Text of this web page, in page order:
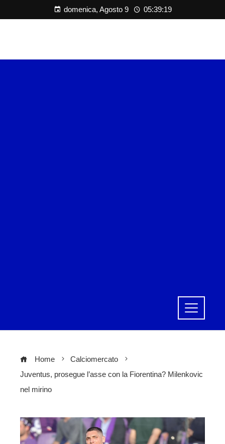
domenica, Agosto 9 05:39:19
Home
Calciomercato
Juventus, prosegue l’asse con la Fiorentina? Milenkovic
nel mirino